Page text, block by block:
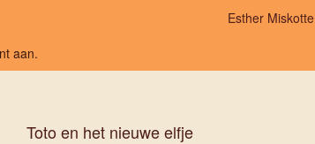
Esther Miskotte
aan.
Toto en het nieuwe elfje